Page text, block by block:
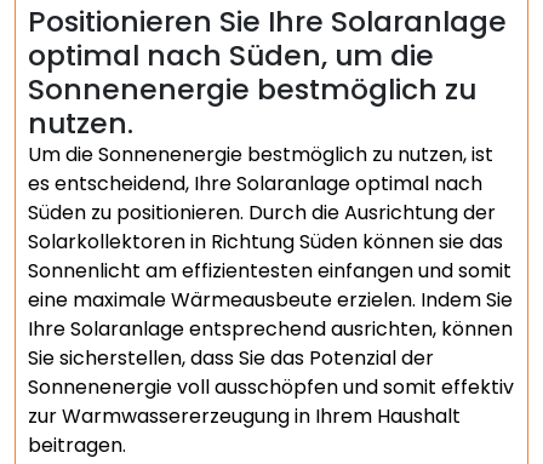
Positionieren Sie Ihre Solaranlage
optimal nach Süden, um die
Sonnenenergie bestmöglich zu
nutzen.
Um die Sonnenenergie bestmöglich zu nutzen, ist
es entscheidend, Ihre Solaranlage optimal nach
Süden zu positionieren. Durch die Ausrichtung der
Solarkollektoren in Richtung Süden können sie das
Sonnenlicht am effizientesten einfangen und somit
eine maximale Wärmeausbeute erzielen. Indem Sie
Ihre Solaranlage entsprechend ausrichten, können
Sie sicherstellen, dass Sie das Potenzial der
Sonnenenergie voll ausschöpfen und somit effektiv
zur Warmwassererzeugung in Ihrem Haushalt
beitragen.